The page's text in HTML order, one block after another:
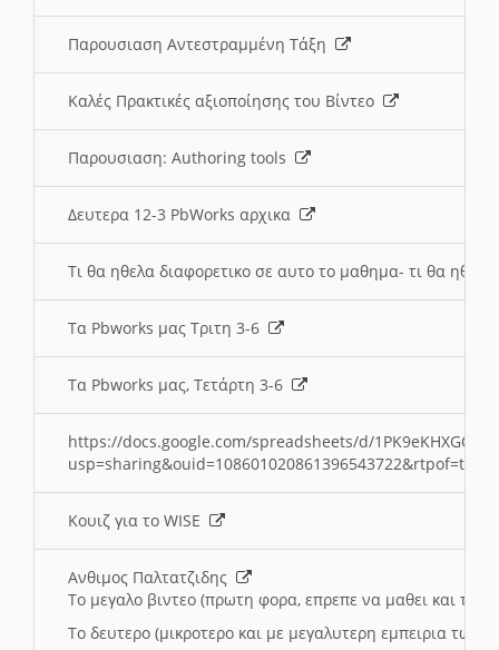
Παρουσιαση Αντεστραμμένη Τάξη
Καλές Πρακτικές αξιοποίησης του Βίντεο
Παρουσιαση: Authoring tools
Δευτερα 12-3 PbWorks αρχικα
Τι θα ηθελα διαφορετικο σε αυτο το μαθημα- τι θα
Τα Pbworks μας Τριτη 3-6
Τα Pbworks μας, Τετάρτη 3-6
https://docs.google.com/spreadsheets/d/
Κουιζ για το WISE
Ανθιμος Παλτατζιδης
Το μεγαλο βιντεο (πρωτη φορα, επρεπε να μαθει και το
Το δευτερο (μικροτερο και με μεγαλυτερη εμπειρια